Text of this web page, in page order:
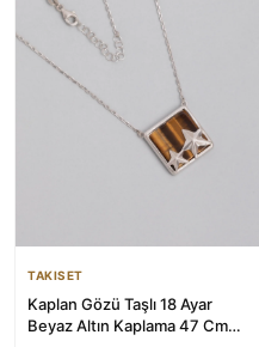
TAKISET
Kaplan Gözü Taşlı 18 Ayar
Beyaz Altın Kaplama 47 Cm